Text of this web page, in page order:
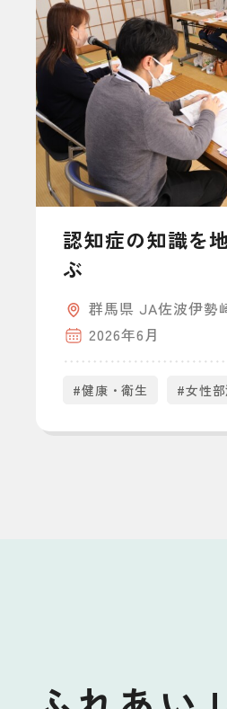
認知症の知識を
ぶ
群馬県 JA佐波伊勢
2026年6月
#健康・衛生 #女性